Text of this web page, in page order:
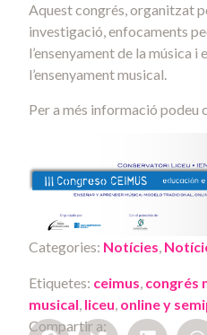
Aquest congrés, organitzat
investigació, enfocaments
l’ensenyament de la música
l’ensenyament musical.
Per a més informació podeu
Categories: Notícies,
Etiquetes: ceimus, congrés
musical, liceu, online y
Compartir a: